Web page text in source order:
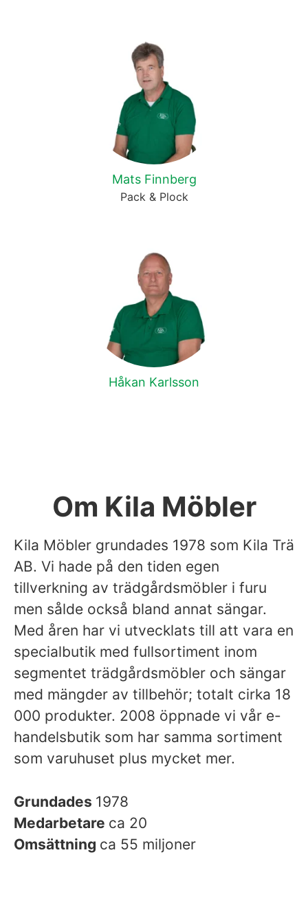
Mats Finnberg
Pack & Plock
Håkan Karlsson
Om Kila Möbler
Kila Möbler grundades 1978 som Kila Trä
AB. Vi hade på den tiden egen
tillverkning av trädgårdsmöbler i furu
men sålde också bland annat sängar.
Med åren har vi utvecklats till att vara en
specialbutik med fullsortiment inom
segmentet trädgårdsmöbler och sängar
med mängder av tillbehör; totalt cirka 18
000 produkter. 2008 öppnade vi vår e-
handelsbutik som har samma sortiment
som varuhuset plus mycket mer.
Grundades 1978
Medarbetare ca 20
Omsättning ca 55 miljoner